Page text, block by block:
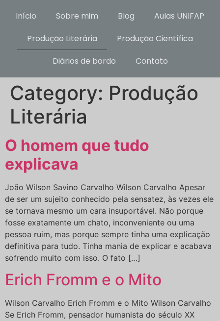
Início Sobre mim Blog
Aulas UNIFAP
Produção Literária
Produção Científica
Diários de bordo
Contato
Category: Produção
Literária
O homem que tudo
explicava
João Wilson Savino Carvalho Wilson Carvalho Apesar
de ser um sujeito conhecido pela sensatez, às vezes ele
se tornava mesmo um cara insuportável. Não porque
fosse exatamente um chato, inconveniente ou uma
pessoa ruim, mas porque sempre tinha uma explicação
definitiva para tudo. Tinha mania de explicar e acabava
sofrendo muito com isso. O fato […]
Erich Fromm e o Mito
Wilson Carvalho Erich Fromm e o Mito Wilson Carvalho
Se Erich Fromm, pensador humanista do século XX